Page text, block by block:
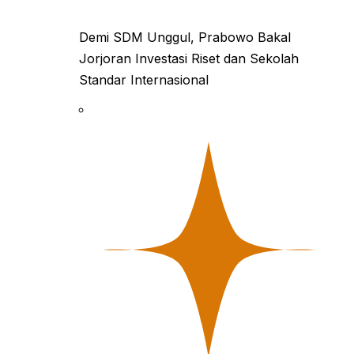
Demi SDM Unggul, Prabowo Bakal
Jorjoran Investasi Riset dan Sekolah
Standar Internasional